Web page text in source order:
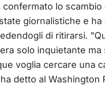
confermato lo scambio
giornalistiche e ha
di ritirarsi.
solo inquietante ma
voglia cercare una
detto al Washington